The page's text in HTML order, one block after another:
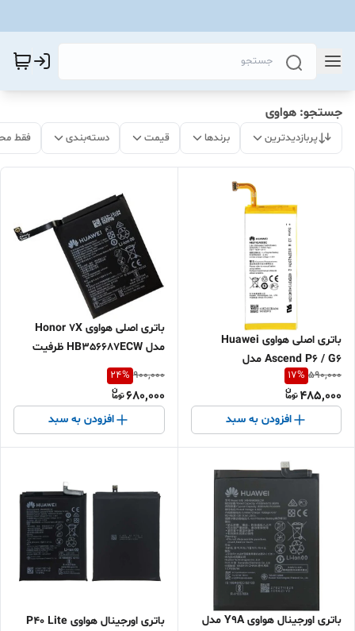
جستجو: هواوی
پربازدیدترین برندها قیمت دسته‌بندی فقط
باتری اصلی هواوی Huawei
Ascend P6 / G6 مدل
2000mAh
590,000
17%
485,000
افزودن به سبد
باتری اصلی هواوی Honor 7X
مدل HB356687ECW ظرفیت
اقساطی و ارسال سریع
900,000
24%
680,000
افزودن به سبد
باتری اورجینال هواوی Y9A مدل
باتری اورجینال هواوی P40 Lite